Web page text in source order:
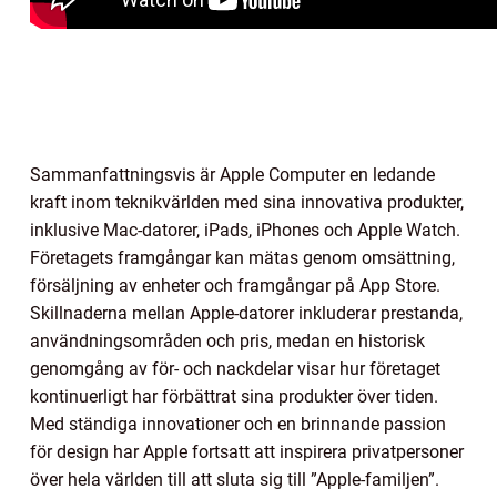
Sammanfattningsvis är Apple Computer en ledande
kraft inom teknikvärlden med sina innovativa produkter,
inklusive Mac-datorer, iPads, iPhones och Apple Watch.
Företagets framgångar kan mätas genom omsättning,
försäljning av enheter och framgångar på App Store.
Skillnaderna mellan Apple-datorer inkluderar prestanda,
användningsområden och pris, medan en historisk
genomgång av för- och nackdelar visar hur företaget
kontinuerligt har förbättrat sina produkter över tiden.
Med ständiga innovationer och en brinnande passion
för design har Apple fortsatt att inspirera privatpersoner
över hela världen till att sluta sig till ”Apple-familjen”.